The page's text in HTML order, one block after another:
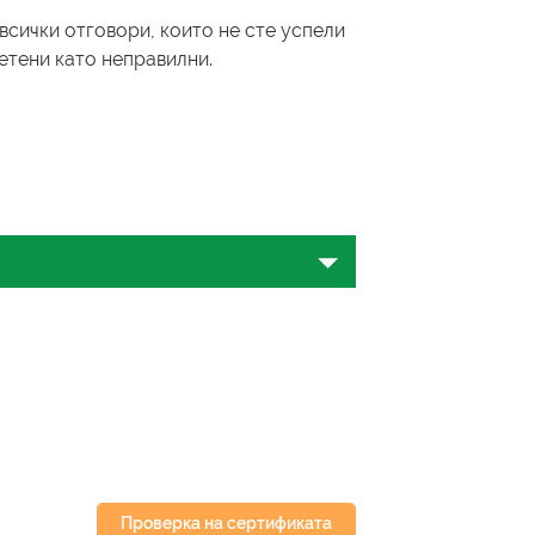
отговори, които не сте успели
като неправилни.
Проверка на сертификата